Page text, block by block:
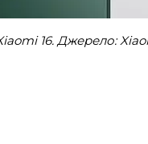
16. Джерело: